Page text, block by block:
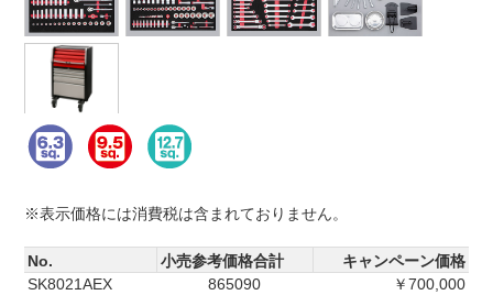
※表示価格には消費税は含まれておりません。
No. 小売参考価格合計
キャンペーン価格
SK8021AEX
865090 ￥700,000